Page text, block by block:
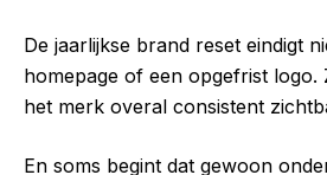
De jaarlijkse brand reset eindigt
homepage of een opgefrist logo.
het merk overal consistent
En soms begint dat gewoon